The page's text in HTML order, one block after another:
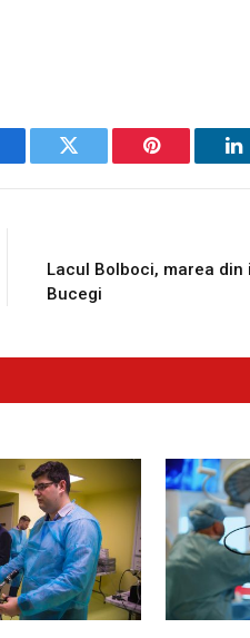
Twitter Pinterest
Lacul Bolboci, marea din
Bucegi